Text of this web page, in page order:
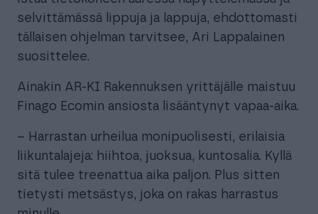
selvittämässä lippuja ja lappuja, ehdottomasti
tällaisen ohjelman tarvitsee, Ari Lappalainen
suosittelee.
Ainakin AR-KI Rakennuksen yrittäjälle maistuu
Finago Ecomin ansiosta lisääntynyt vapaa-aika.
– Harrastan urheilua monipuolisesti, erilaisia
liikuntalajeja: hiihtoa, juoksua, kuntosalia. Kyllä
sitä tulee treenattua aika paljon. Plus sitten
tietysti metsästys, joka on rakas harrastus